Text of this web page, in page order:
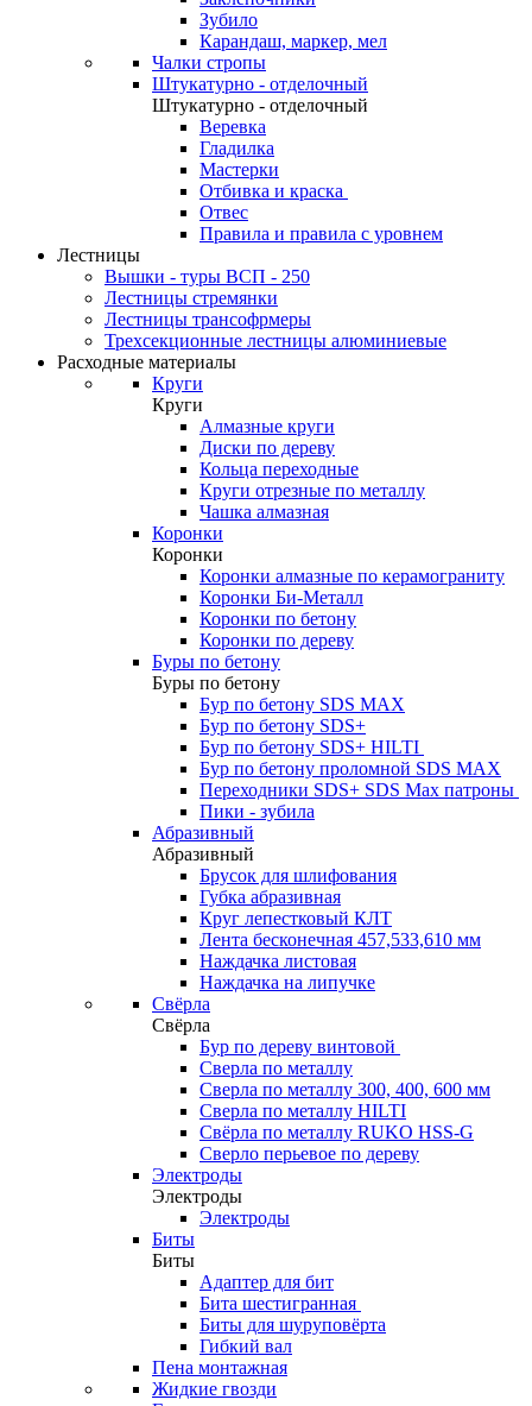
Зубило
Карандаш, маркер, мел
Чалки стропы
Штукатурно - отделочный
Штукатурно - отделочный
Веревка
Гладилка
Мастерки
Отбивка и краска
Отвес
Правила и правила с уровнем
Лестницы
Вышки - туры ВСП - 250
Лестницы стремянки
Лестницы трансофрмеры
Трехсекционные лестницы алюминиевые
Расходные материалы
Круги
Круги
Алмазные круги
Диски по дереву
Кольца переходные
Круги отрезные по металлу
Чашка алмазная
Коронки
Коронки
Коронки алмазные по керамограниту
Коронки Би-Металл
Коронки по бетону
Коронки по дереву
Буры по бетону
Буры по бетону
Бур по бетону SDS MAX
Бур по бетону SDS+
Бур по бетону SDS+ HILTI
Бур по бетону проломной SDS MAX
Переходники SDS+ SDS Max патроны
Пики - зубила
Абразивный
Абразивный
Брусок для шлифования
Губка абразивная
Круг лепестковый КЛТ
Лента бесконечная 457,533,610 мм
Наждачка листовая
Наждачка на липучке
Свёрла
Свёрла
Бур по дереву винтовой
Сверла по металлу
Сверла по металлу 300, 400, 600 мм
Сверла по металлу HILTI
Свёрла по металлу RUKO HSS-G
Сверло перьевое по дереву
Электроды
Электроды
Электроды
Биты
Биты
Адаптер для бит
Бита шестигранная
Биты для шуруповёрта
Гибкий вал
Пена монтажная
Жидкие гвозди